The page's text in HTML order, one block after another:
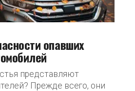
опавших
представляют
Прежде всего, они